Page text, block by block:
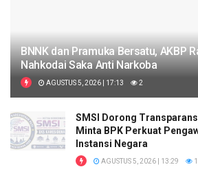
BNNK dan Pramuka Bersatu, AKBP
Nahkodai Saka Anti Narkoba
AGUSTUS 5, 2026 | 17:13 2
SMSI Dorong
Minta BPK Perkuat
Instansi Negara
AGUSTUS 5, 2026 | 13:29 1